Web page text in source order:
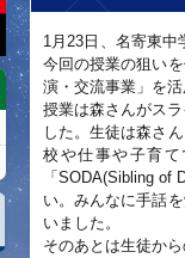
1月23日、名寄東中
今回の授業の狙い
演・交流事業」を活
授業は森さんがス
した。生徒は森さ
校や仕事や子育て
「SODA(Sibling of
い。みんなに手話
いました。
そのあとは生徒か